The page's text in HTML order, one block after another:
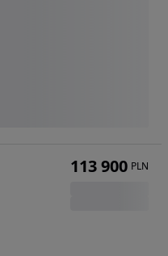
113 900 PLN